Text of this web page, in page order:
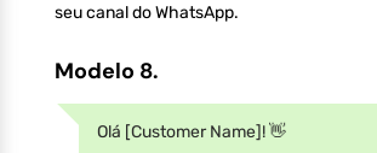
seu canal do WhatsApp.
Modelo 8.
Olá [Customer Name]! 👋